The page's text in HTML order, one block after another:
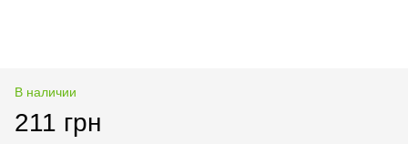
В наличии
211 грн